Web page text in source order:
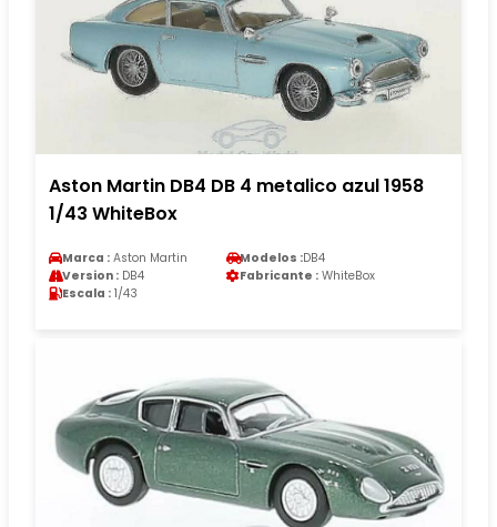
Aston Martin DB4 DB 4 metalico azul 1958
1/43 WhiteBox
Marca : Aston Martin Modelos :DB4
Version : DB4 Fabricante : WhiteBox
Escala : 1/43